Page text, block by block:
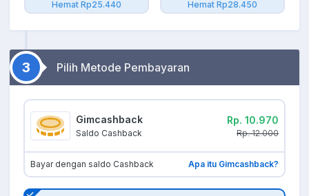
Hemat Rp25.440 Hemat Rp28.450
3 Pilih Metode Pembayaran
Gimcashback
Saldo Cashback
Rp. 10.970
Rp. 12.000
Bayar dengan saldo Cashback Apa itu Gimcashback?